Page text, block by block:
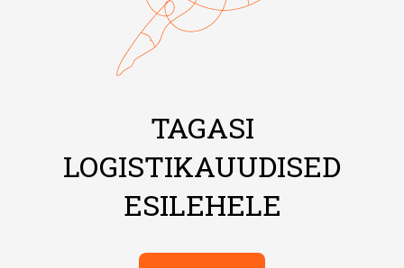
TAGASI
LOGISTIKAUUDISED
ESILEHELE